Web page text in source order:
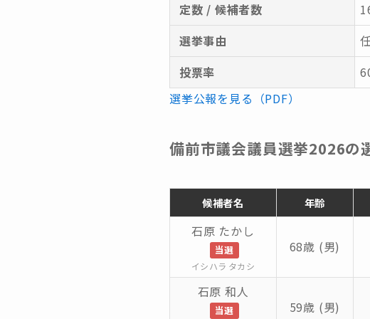
定数 / 候補者数
選挙事由
投票率
選挙公報を見る（PDF）
備前市議会議員選挙2026の
候補者名 年齢
石原 たかし
当選
イシハラ タカシ
68歳 (男)
石原 和人
当選 59歳 (男)